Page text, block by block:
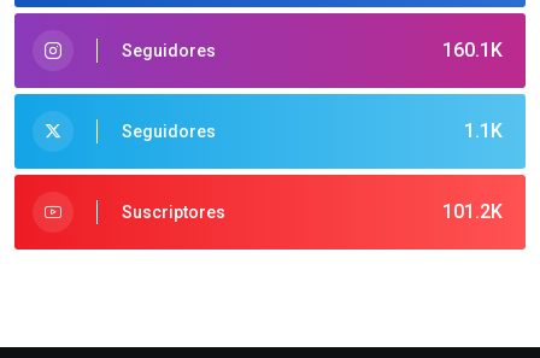
160.1K
Seguidores
1.1K
Seguidores
101.2K
Suscriptores